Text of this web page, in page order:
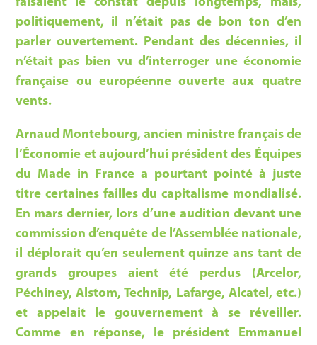
politiquement, il n’était pas de bon ton d’en
parler ouvertement. Pendant des décennies, il
n’était pas bien vu d’interroger une économie
française ou européenne ouverte aux quatre
vents.
Arnaud Montebourg, ancien ministre français de
l’Économie et aujourd’hui président des Équipes
du Made in France a pourtant pointé à juste
titre certaines failles du capitalisme mondialisé.
En mars dernier, lors d’une audition devant une
commission d’enquête de l’Assemblée nationale,
il déplorait qu’en seulement quinze ans tant de
grands groupes aient été perdus (Arcelor,
Péchiney, Alstom, Technip, Lafarge, Alcatel, etc.)
et appelait le gouvernement à se réveiller.
Comme en réponse, le président Emmanuel